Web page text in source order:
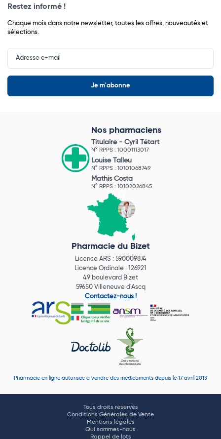
Restez informé !
Chaque mois dans notre newsletter, toutes les offres, nouveautés et
sélections.
Input
Newsletter
Nos pharmaciens
Titulaire - Cyril Tétart
N° RPPS : 10001113017
Louise Talleu
N° RPPS : 10101068749
Mathis Costa
N° RPPS : 10102026845
Pharmacie du Bizet
Licence ARS : 590009874
Licence Ordinale : 126921
49 boulevard Bizet
59650 Villeneuve d'Ascq
Contactez-nous !
Pharmacie en ligne autorisée à vendre des médicaments depuis le 17 avril 2013
Tous droits réservés
Conditions Générales de Vente
Mentions légales
Qui sommes-nous
Rappel de lots